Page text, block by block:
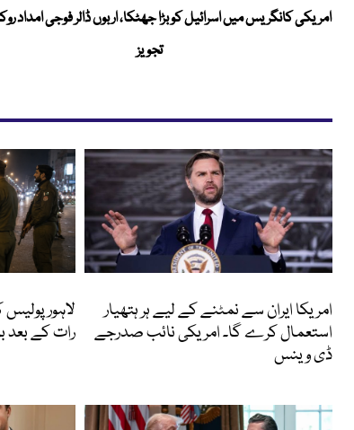
امریکی کانگریس میں اسرائیل کو بڑا جھٹکا، اربوں ڈالر فوجی امداد
تجویز
امریکا ایران سے نمٹنے کے لیے ہر ہتھیار
استعمال کرے گا۔ امریکی نائب صدرجے
ڈی وینس
لاہور
رات کے بعد